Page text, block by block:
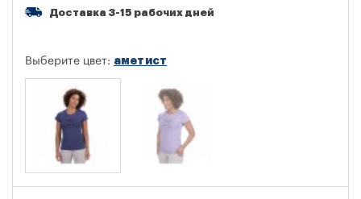
Доставка 3-15 рабочих дней
Выберите цвет: аметист